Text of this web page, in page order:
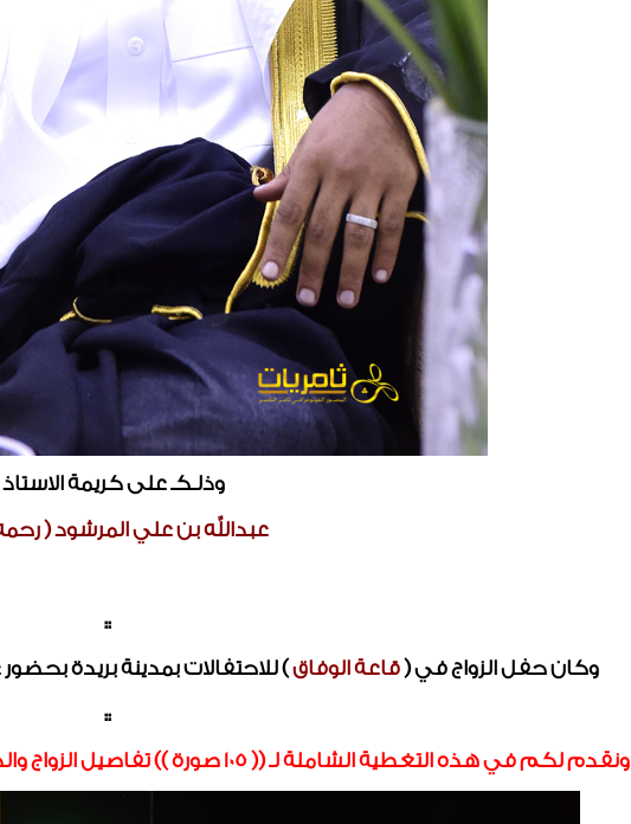
وذلـكـ على كريمة
عبدالله بن علي المرشود (
::
وكان حفل الزواج في ( قاعة الوفاق) للاحتفالات بمدينة بريدة
::
ونقدم لكم في هذه التغطية الشاملة لـ (( 105 صورة )) تفاصيل الزواج والذي كانت مملوئة بالفرحة والبهجة من الجميع /